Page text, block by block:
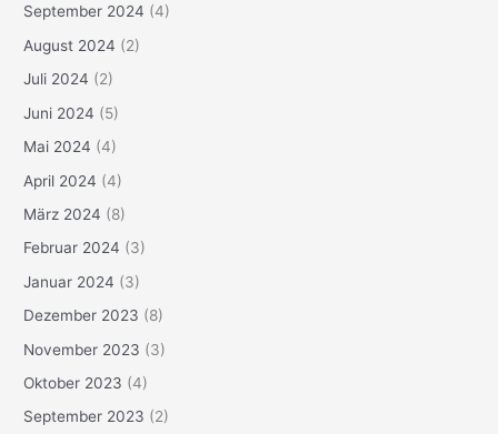
September 2024 (4)
August 2024 (2)
Juli 2024 (2)
Juni 2024 (5)
Mai 2024 (4)
April 2024 (4)
März 2024 (8)
Februar 2024 (3)
Januar 2024 (3)
Dezember 2023 (8)
November 2023 (3)
Oktober 2023 (4)
September 2023 (2)